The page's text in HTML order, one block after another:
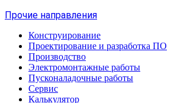
Прочие направления
Конструирование
Проектирование и разработка ПО
Производство
Электромонтажные работы
Пусконаладочные работы
Сервис
Калькулятор